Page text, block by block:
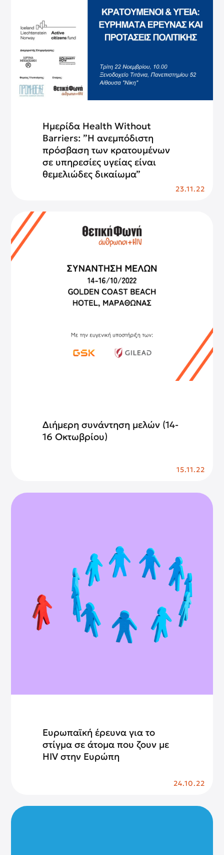
Ημερίδα Health Without
Barriers: ”Η ανεμπόδιστη
πρόσβαση των κρατουμένων
σε υπηρεσίες υγείας είναι
θεμελιώδες δικαίωμα”
23.11.22
Διήμερη συνάντηση μελών (14-
16 Οκτωβρίου)
15.11.22
Ευρωπαϊκή έρευνα για το
στίγμα σε άτομα που ζουν με
HIV στην Ευρώπη
24.10.22